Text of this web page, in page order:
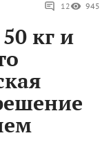
12 945
кг и